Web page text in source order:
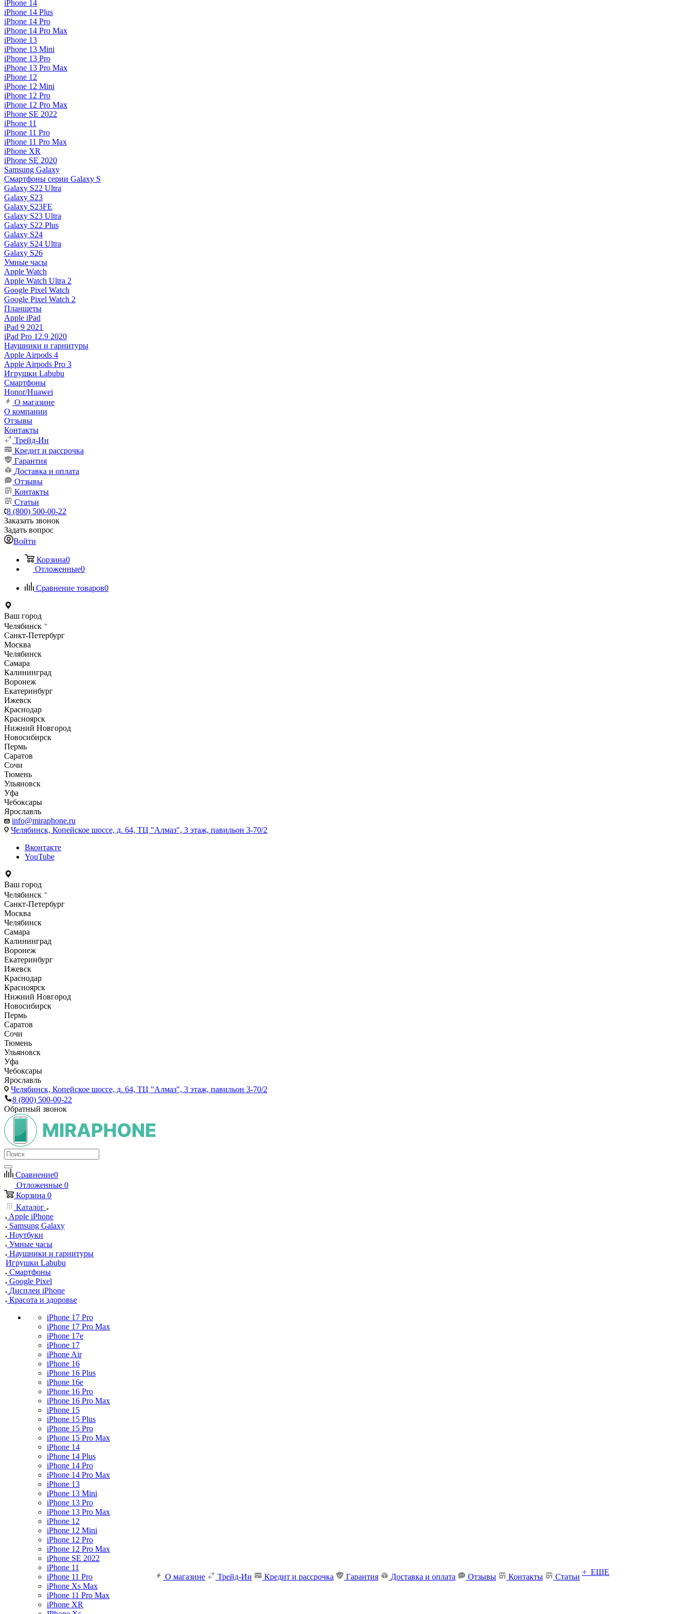
iPhone 14
iPhone 14 Plus
iPhone 14 Pro
iPhone 14 Pro Max
iPhone 13
iPhone 13 Mini
iPhone 13 Pro
iPhone 13 Pro Max
iPhone 12
iPhone 12 Mini
iPhone 12 Pro
iPhone 12 Pro Max
iPhone SE 2022
iPhone 11
iPhone 11 Pro
iPhone 11 Pro Max
iPhone XR
iPhone SE 2020
Samsung Galaxy
Смартфоны серии Galaxy S
Galaxy S22 Ultra
Galaxy S23
Galaxy S23FE
Galaxy S23 Ultra
Galaxy S22 Plus
Galaxy S24
Galaxy S24 Ultra
Galaxy S26
Умные часы
Apple Watch
Apple Watch Ultra 2
Google Pixel Watch
Google Pixel Watch 2
Планшеты
Apple iPad
iPad 9 2021
iPad Pro 12.9 2020
Наушники и гарнитуры
Apple Airpods 4
Apple Airpods Pro 3
Игрушки Labubu
Смартфоны
Honor/Huawei
О магазине
О компании
Отзывы
Контакты
Трейд-Ин
Кредит и рассрочка
Гарантия
Доставка и оплата
Отзывы
Контакты
Статьи
8 (800) 500-00-22
Заказать звонок
Задать вопрос
Войти
Корзина0
Отложенные0
Сравнение товаров0
Ваш город
Челябинск
Санкт-Петербург
Москва
Челябинск
Самара
Калининград
Воронеж
Екатеринбург
Ижевск
Краснодар
Красноярск
Нижний Новгород
Новосибирск
Пермь
Саратов
Сочи
Тюмень
Ульяновск
Уфа
Чебоксары
Ярославль
info@miraphone.ru
Челябинск, Копейское шоссе, д. 64, ТЦ "Алмаз", 3 этаж, павильон 3-70/2
Вконтакте
YouTube
Ваш город
Челябинск
Санкт-Петербург
Москва
Челябинск
Самара
Калининград
Воронеж
Екатеринбург
Ижевск
Краснодар
Красноярск
Нижний Новгород
Новосибирск
Пермь
Саратов
Сочи
Тюмень
Ульяновск
Уфа
Чебоксары
Ярославль
Челябинск, Копейское шоссе, д. 64, ТЦ "Алмаз", 3 этаж, павильон 3-70/2
8 (800) 500-00-22
Обратный звонок
Сравнение0
Отложенные 0
Корзина 0
Каталог
Apple iPhone
Samsung Galaxy
Ноутбуки
Умные часы
Наушники и гарнитуры
Игрушки Labubu
Смартфоны
Google Pixel
Дисплеи iPhone
Красота и здоровье
iPhone 17 Pro
iPhone 17 Pro Max
iPhone 17e
iPhone 17
iPhone Air
iPhone 16
iPhone 16 Plus
iPhone 16e
iPhone 16 Pro
iPhone 16 Pro Max
iPhone 15
iPhone 15 Plus
iPhone 15 Pro
iPhone 15 Pro Max
iPhone 14
iPhone 14 Plus
iPhone 14 Pro
iPhone 14 Pro Max
iPhone 13
iPhone 13 Mini
iPhone 13 Pro
iPhone 13 Pro Max
iPhone 12
iPhone 12 Mini
iPhone 12 Pro
iPhone 12 Pro Max
iPhone SE 2022
iPhone 11
iPhone 11 Pro
iPhone Xs Max
iPhone 11 Pro Max
iPhone XR
О магазине Трейд-Ин Кредит и рассрочка Гарантия Доставка и оплата Отзывы Контакты Статьи
+ ЕЩЕ